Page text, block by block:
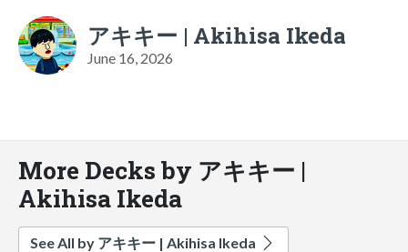
アキキー | Akihisa Ikeda
June 16, 2026
More Decks by アキキー |
Akihisa Ikeda
See All by アキキー | Akihisa Ikeda